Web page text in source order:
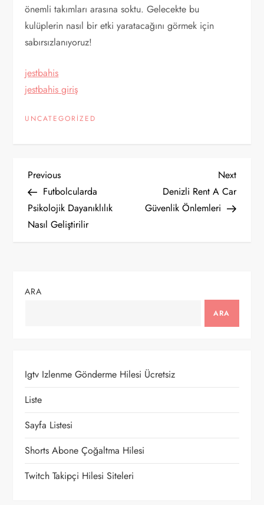
önemli takımları arasına soktu. Gelecekte bu
kulüplerin nasıl bir etki yaratacağını görmek için
sabırsızlanıyoruz!
jestbahis
jestbahis giriş
UNCATEGORIZED
Y
a
z
g
i
n
m
e
s
Previous
Post
Previous
Futbolcularda
Psikolojik Dayanıklılık
Nasıl Geliştirilir
Next
Post
Next
Denizli Rent A Car
Güvenlik Önlemleri
ARA
ARA
Igtv Izlenme Gönderme Hilesi Ücretsiz
Liste
Sayfa Listesi
Shorts Abone Çoğaltma Hilesi
Twitch Takipçi Hilesi Siteleri